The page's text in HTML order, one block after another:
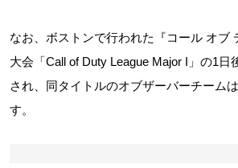
なお、ボストンで行われた『コール オブ
大会「Call of Duty League Major I」の1日
され、同タイトルのオブザーバーチーム
す。